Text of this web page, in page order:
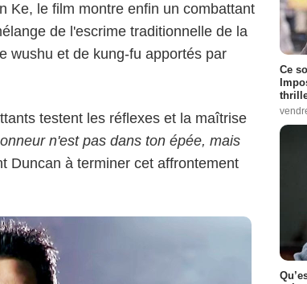
Ke, le film montre enfin un combattant
de l'escrime traditionnelle de la
wushu et de kung-fu apportés par
testent les réflexes et la maîtrise
n'est pas dans ton épée, mais
Duncan à terminer cet affrontement
Ce